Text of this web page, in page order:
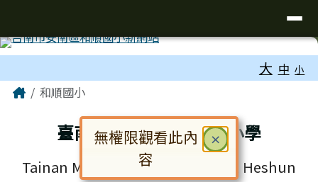
大 中 小
主內容區域
Home和順國小
臺南市安南區和順國民小學
Tainan Municipal Annan District Heshun
頁尾區域
× 關閉
無權限觀看此內
容